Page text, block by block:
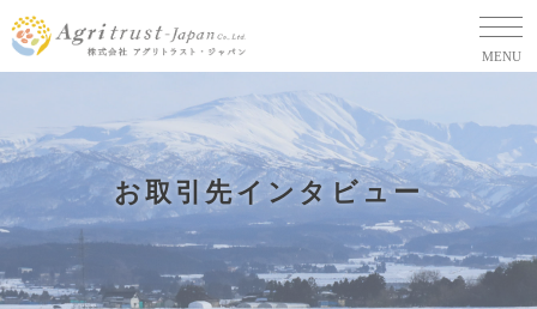
MENU
お取引先インタビュー